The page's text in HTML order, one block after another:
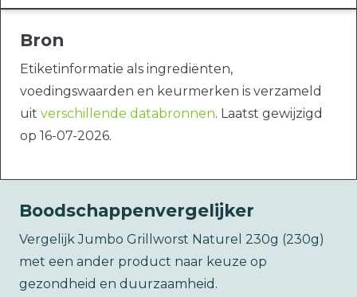
Bron
Etiketinformatie als ingrediënten,
voedingswaarden en keurmerken is verzameld
uit verschillende databronnen. Laatst gewijzigd
op 16-07-2026.
Boodschappenvergelijker
Vergelijk Jumbo Grillworst Naturel 230g (230g)
met een ander product naar keuze op
gezondheid en duurzaamheid.